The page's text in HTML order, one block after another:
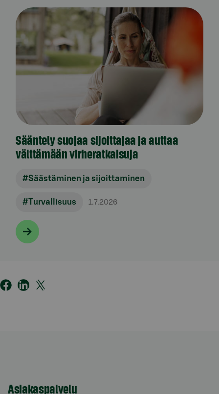
Sääntely suojaa sijoittajaa ja auttaa
välttämään virheratkaisuja
#Säästäminen ja sijoittaminen
#Turvallisuus 1.7.2026
Asiakaspalvelu